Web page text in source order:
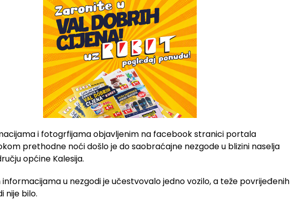
i fotogrfijama objavljenim na facebook stranici portala
prethodne noći došlo je do saobraćajne nezgode u blizini naselja
općine Kalesija.
u nezgodi je učestvovalo jedno vozilo, a teže povrijeđenih
nije bilo.